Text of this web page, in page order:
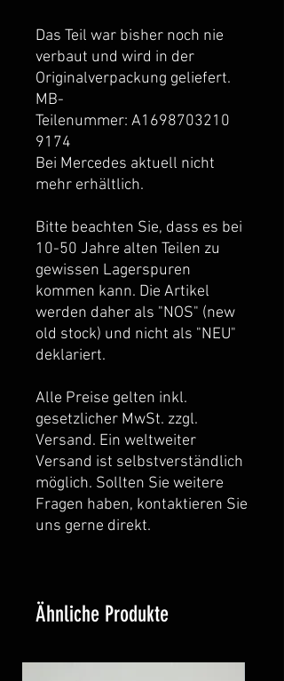
Das Teil war bisher noch nie
verbaut und wird in der
Originalverpackung geliefert.
MB-
Teilenummer: A1698703210
9174
Bei Mercedes aktuell nicht
mehr erhältlich.
Bitte beachten Sie, dass es bei
10-50 Jahre alten Teilen zu
gewissen Lagerspuren
kommen kann. Die Artikel
werden daher als "NOS" (new
old stock) und nicht als "NEU"
deklariert.
Alle Preise gelten inkl.
gesetzlicher MwSt. zzgl.
Versand. Ein weltweiter
Versand ist selbstverständlich
möglich. Sollten Sie weitere
Fragen haben, kontaktieren Sie
uns gerne direkt.
Ähnliche Produkte